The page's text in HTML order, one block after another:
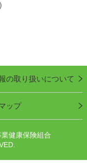
の取り扱いについて
ップ
健康保険組合